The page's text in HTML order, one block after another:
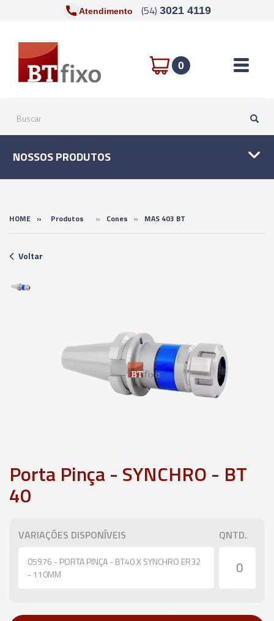
Atendimento (54) 3021 4119
0 Toggle
NOSSOS PRODUTOS
HOME » Produtos » Cones » MAS 403 BT
Voltar
Porta Pinça - SYNCHRO - BT
40
VARIAÇÕES DISPONÍVEIS QNTD.
05976 - PORTA PINÇA - BT40 X SYNCHRO ER32
- 110MM